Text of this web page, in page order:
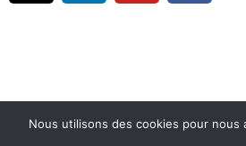
Nous utilisons des cookies pour